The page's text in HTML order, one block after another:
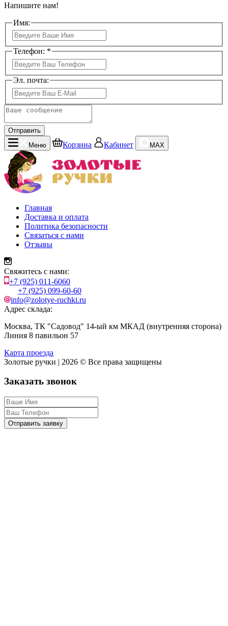
Напишите нам!
Имя:
Телефон: *
Эл. почта:
Отправить
Меню
Корзина Кабинет MAX
Главная
Доставка и оплата
Политика безопасности
Связаться с нами
Отзывы
Свяжитесь с нами:
+7 (925) 011-6060
+7 (925) 099-60-60
info@zolotye-ruchki.ru
Адрес склада:
Москва, ТК "Садовод" 14-ый км МКАД (внутренняя сторона)
Линия 8 павильон 57
Карта проезда
Золотые ручки | 2026 © Все права защищены
Заказать звонок
Отправить заявку